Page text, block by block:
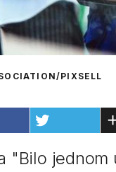
PIXSELL
"Bilo